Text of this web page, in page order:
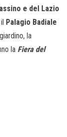
e del Lazio
Palagio Badiale
la
la Fiera del